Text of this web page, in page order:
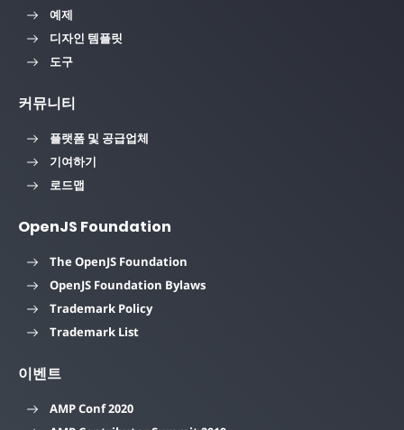
예제
디자인 템플릿
도구
커뮤니티
플랫폼 및 공급업체
기여하기
로드맵
OpenJS Foundation
The OpenJS Foundation
OpenJS Foundation Bylaws
Trademark Policy
Trademark List
이벤트
AMP Conf 2020